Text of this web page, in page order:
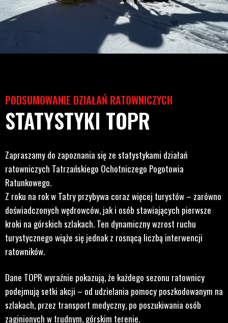
PODSUMOWANIE DZIAŁAŃ RATOWNICZYCH
STATYSTYKI TOPR
Zapraszamy do zapoznania się ze statystykami działań
ratowniczych Tatrzańskiego Ochotniczego Pogotowia
Ratunkowego.
Z roku na rok w Tatry przybywa coraz więcej turystów – zarówno
doświadczonych wędrowców, jak i osób stawiających pierwsze
kroki na górskich szlakach. Ten dynamiczny wzrost ruchu
turystycznego wiąże się jednak z rosnącą liczbą interwencji
ratowników.
Dane TOPR wyraźnie pokazują, że każdego sezonu ratownicy
podejmują setki akcji – od udzielania pomocy poszkodowanym na
szlakach, przez transport medyczny, po poszukiwania osób
zaginionych w trudnym, górskim terenie.